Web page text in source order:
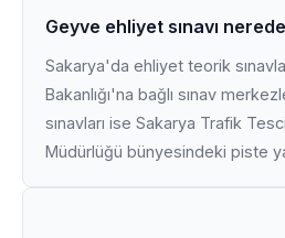
Geyve ehliyet sınavı
Sakarya'da ehliyet teorik
Bakanlığı'na bağlı sınav
sınavları ise Sakarya Trafik
Müdürlüğü bünyesindeki piste